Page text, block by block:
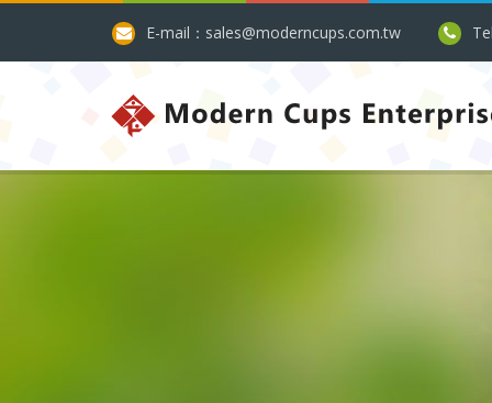
E-mail：sales@moderncups.com.tw